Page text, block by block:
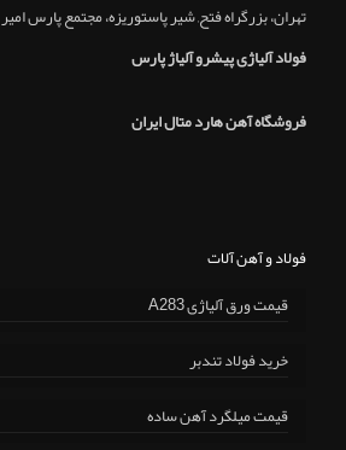
تهران، بزرگراه فتح, شير پاستوريزه، مجتمع پارس امير
فولاد آلیاژی پیشرو آلیاژ پارس
فروشگاه آهن هارد متال ایران
فولاد و آهن آلات
قیمت ورق آلیاژی A283
خرید فولاد تندبر
قیمت میلگرد آهن ساده